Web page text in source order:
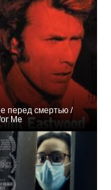
перед смертью /
Me